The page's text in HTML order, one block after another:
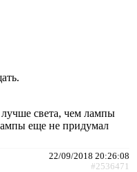
света, чем лампы
еще не придумал
22/09/2018 20:26:08
#2536471